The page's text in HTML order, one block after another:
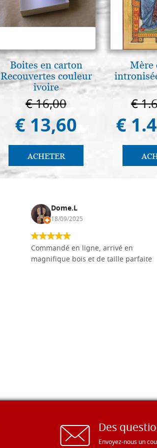
Boites en carton
Recouvertes couleur
ivoire
€ 16,00
€ 13,60
ACHETER
Mère
€
€
Dome.L
18/09/2025
Commandé en ligne, arrivé en
magnifique bois et de taille parfaite
Des
Envoyez-nous un